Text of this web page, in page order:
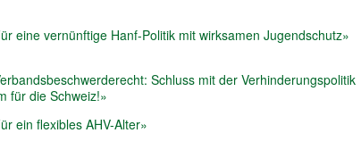
eine vernünftige Hanf-Politik mit wirksamen Jugendschutz»
Schluss mit der Verhinderungspolitik
für die Schweiz!»
ein flexibles AHV-Alter»